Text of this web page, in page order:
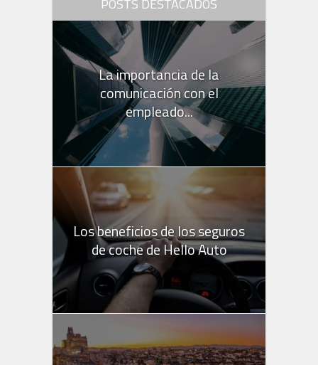
La importancia de la
comunicación con el
empleado...
Los beneficios de los seguros
de coche de Hello Auto